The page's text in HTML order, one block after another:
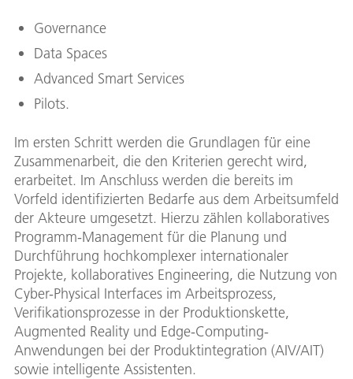
Governance
Data Spaces
Advanced Smart Services
Pilots.
Im ersten Schritt werden die Grundlagen für eine
Zusammenarbeit, die den Kriterien gerecht wird,
erarbeitet. Im Anschluss werden die bereits im
Vorfeld identifizierten Bedarfe aus dem Arbeitsumfeld
der Akteure umgesetzt. Hierzu zählen kollaboratives
Programm-Management für die Planung und
Durchführung hochkomplexer internationaler
Projekte, kollaboratives Engineering, die Nutzung von
Cyber-Physical Interfaces im Arbeitsprozess,
Verifikationsprozesse in der Produktionskette,
Augmented Reality und Edge-Computing-
Anwendungen bei der Produktintegration (AIV/AIT)
sowie intelligente Assistenten.